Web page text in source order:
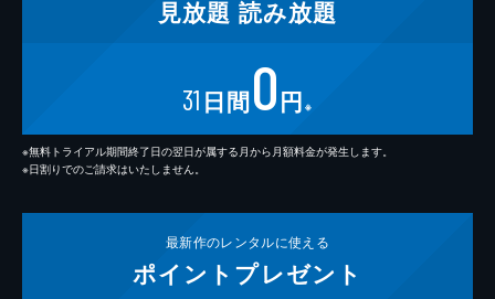
見放題 読み放題
31 日間0円 ※
※無料トライアル期間終了日の翌日が属する月から月額料金が発生します。
※日割りでのご請求はいたしません。
最新作のレンタルに使える
ポイント プレゼント